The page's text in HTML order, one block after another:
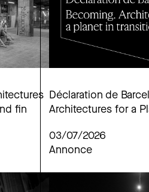
fin
Déclaration de
Architectures for a
03/07/2026
Annonce